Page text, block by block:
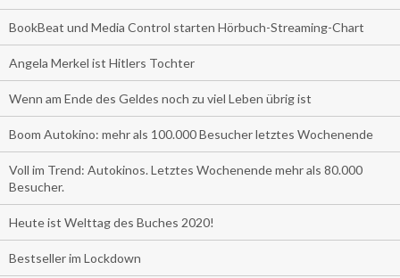
BookBeat und Media Control starten Hörbuch-Streaming-Chart
Angela Merkel ist Hitlers Tochter
Wenn am Ende des Geldes noch zu viel Leben übrig ist
Boom Autokino: mehr als 100.000 Besucher letztes Wochenende
Voll im Trend: Autokinos. Letztes Wochenende mehr als 80.000
Besucher.
Heute ist Welttag des Buches 2020!
Bestseller im Lockdown